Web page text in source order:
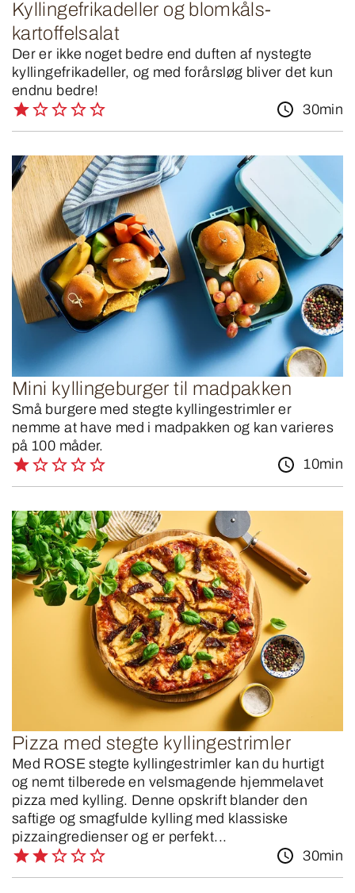
Kyllingefrikadeller og blomkåls-
kartoffelsalat
Der er ikke noget bedre end duften af nystegte
kyllingefrikadeller, og med forårsløg bliver det kun
endnu bedre!
30min
Mini kyllingeburger til madpakken
Små burgere med stegte kyllingestrimler er
nemme at have med i madpakken og kan varieres
på 100 måder.
10min
Pizza med stegte kyllingestrimler
Med ROSE stegte kyllingestrimler kan du hurtigt
og nemt tilberede en velsmagende hjemmelavet
pizza med kylling. Denne opskrift blander den
saftige og smagfulde kylling med klassiske
pizzaingredienser og er perfekt...
30min